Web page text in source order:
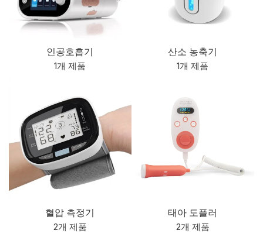
인공호흡기
1개 제품
산소 농축기
1개 제품
혈압 측정기
2개 제품
태아 도플러
2개 제품